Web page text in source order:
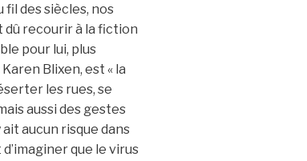
fil des siècles, nos
dû recourir à la fiction
pour lui, plus
Blixen, est « la
les rues, se
aussi des gestes
aucun risque dans
que le virus